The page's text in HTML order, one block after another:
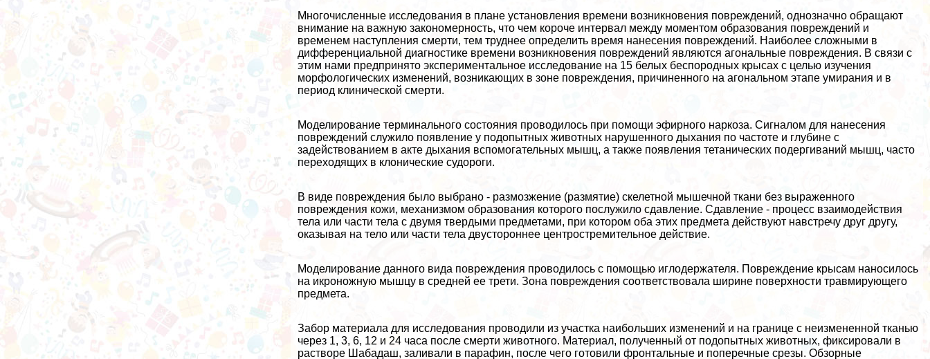
Многочисленные исследования в плане установления времени возникновения повреждений, однозначно обращают
внимание на важную закономерность, что чем короче интервал между моментом образования повреждений и
временем наступления cмepти, тем труднее определить время нанесения повреждений. Наиболее сложными в
дифференциальной диагностике времени возникновения повреждений являются агональные повреждения. В связи с
этим нами предпринято экспериментальное исследование на 15 белых беспородных крысах с целью изучения
морфологических изменений, возникающих в зоне повреждения, причиненного на агональном этапе умирания и в
период клинической cмepти.
Моделирование терминального состояния проводилось при помощи эфирного наркоза. Сигналом для нанесения
повреждений служило появление у подопытных животных нарушенного дыхания по частоте и глубине с
задействованием в акте дыхания вспомогательных мышц, а также появления тетанических подергиваний мышц, часто
переходящих в клонические судороги.
В виде повреждения было выбрано - размозжение (размятие) скелетной мышечной ткани без выраженного
повреждения кожи, механизмом образования которого послужило сдавление. Сдавление - процесс взаимодействия
тела или части тела с двумя твердыми предметами, при котором оба этих предмета действуют навстречу друг другу,
оказывая на тело или части тела двустороннее центростремительное действие.
Моделирование данного вида повреждения проводилось с помощью иглодержателя. Повреждение крысам наносилось
на икроножную мышцу в средней ее трети. Зона повреждения соответствовала ширине поверхности травмирующего
предмета.
Забор материала для исследования проводили из участка наибольших изменений и на границе с неизмененной тканью
через 1, 3, 6, 12 и 24 часа после cмepти животного. Материал, полученный от подопытных животных, фиксировали в
растворе Шабадаш, заливали в парафин, после чего готовили фронтальные и поперечные срезы. Обзорные